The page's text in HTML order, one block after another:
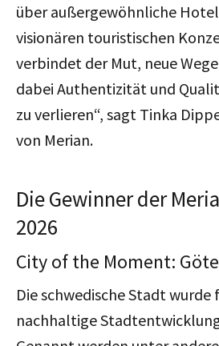
über außergewöhnliche
visionären touristischen
verbindet der Mut, neue
dabei Authentizität und
zu verlieren“, sagt Tinka
von Merian.
Die Gewinner der
2026
City of the Moment:
Die schwedische Stadt wurde
nachhaltige